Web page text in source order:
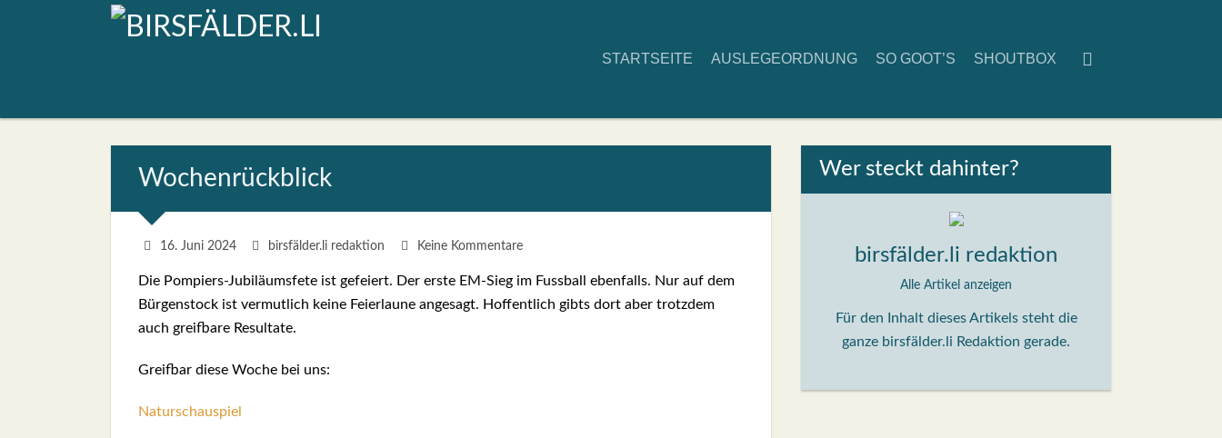
START­SEI­TE AUS­LE­GE­ORD­NUNG SO GOOT’S SHOUT­BOX
Wochen­rück­blick
16. Juni 2024 birsfälder.li redaktion Keine Kommentare
Die Pom­piers-Jubi­lä­ums­fe­te ist gefei­ert. Der ers­te EM-Sieg im Fuss­ball eben­falls. Nur auf dem
Bür­gen­stock ist ver­mut­lich kei­ne Fei­er­lau­ne ange­sagt. Hof­fent­lich gibts dort aber trotz­dem
auch greif­ba­re Resul­ta­te.
Greif­bar die­se Woche bei uns:
Natur­schau­spiel
Wer steckt dahin­ter?
birsfälder.li redaktion
Alle Artikel anzeigen
Für den Inhalt dieses Artikels steht die
ganze birsfälder.li Redaktion gerade.